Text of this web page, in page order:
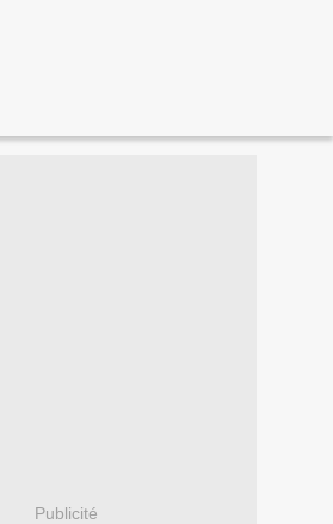
Publicité